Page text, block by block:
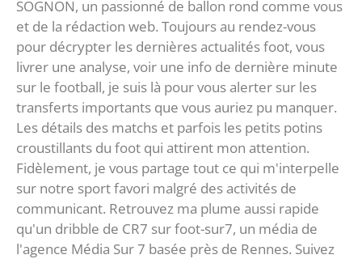
SOGNON, un passionné de ballon rond comme vous
et de la rédaction web. Toujours au rendez-vous
pour décrypter les dernières actualités foot, vous
livrer une analyse, voir une info de dernière minute
sur le football, je suis là pour vous alerter sur les
transferts importants que vous auriez pu manquer.
Les détails des matchs et parfois les petits potins
croustillants du foot qui attirent mon attention.
Fidèlement, je vous partage tout ce qui m'interpelle
sur notre sport favori malgré des activités de
communicant. Retrouvez ma plume aussi rapide
qu'un dribble de CR7 sur foot-sur7, un média de
l'agence Média Sur 7 basée près de Rennes. Suivez